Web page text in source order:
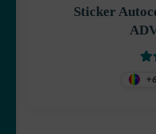
Sticker Autocollant